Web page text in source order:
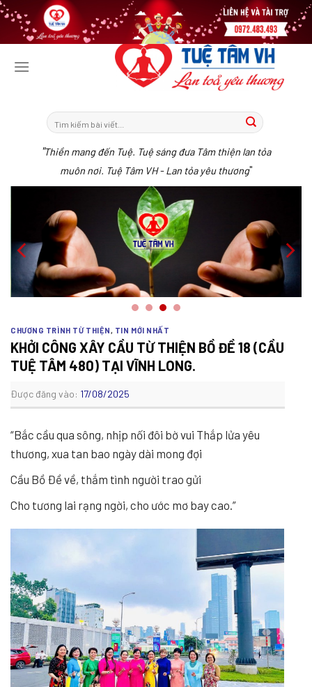
Tiếp
tục
tới
"Thiền mang đến Tuệ. Tuệ sáng đưa Tâm thiện lan tỏa
muôn nơi. Tuệ Tâm VH - Lan tỏa yêu thương"
CHƯƠNG TRÌNH TỪ THIỆN, TIN MỚI NHẤT
KHỞI CÔNG XÂY CẦU TỪ THIỆN BỒ ĐỀ 18 (CẦU
TUỆ TÂM 480) TẠI VĨNH LONG.
Được đăng vào: 17/08/2025
“Bắc cầu qua sông, nhịp nối đôi bờ vui Thắp lửa yêu
thương, xua tan bao ngày dài mong đợi
Cầu Bồ Đề về, thắm tình người trao gửi
Cho tương lai rạng ngời, cho ước mơ bay cao.”